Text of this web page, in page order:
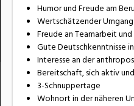
Humor und Freude am
Wertschätzender
Freude an Teamarbeit
Gute Deutschkenntnisse
Interesse an der
Bereitschaft, sich aktiv
3-Schnuppertage
Wohnort in der näheren